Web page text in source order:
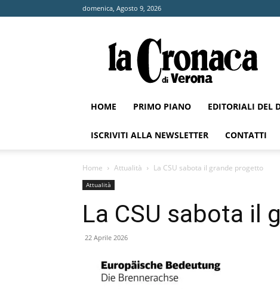
domenica, Agosto 9, 2026
Cronaca
di
Verona
HOME PRIMO PIANO EDITORIALI DEL
ISCRIVITI ALLA NEWSLETTER CONTATTI
Home Attualità La CSU sabota il grande progetto
Attualità
La CSU sabota il
22 Aprile 2026